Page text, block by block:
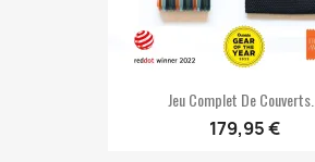
Jeu Complet De Couverts...
179,95 €